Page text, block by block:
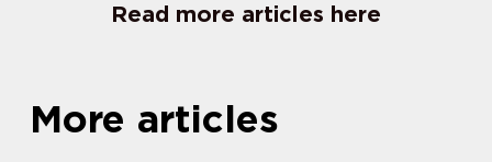
Read more articles here
More articles